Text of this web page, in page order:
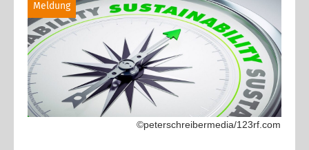
Meldung
©peterschreibermedia/123rf.com